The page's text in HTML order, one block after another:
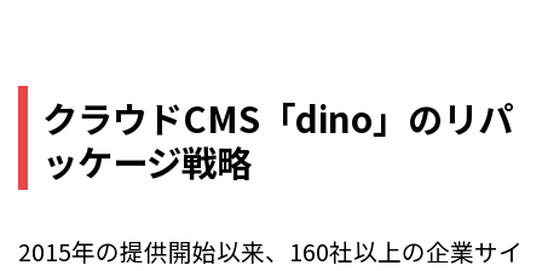
クラウドCMS「dino」のリパ
ッケージ戦略
2015年の提供開始以来、160社以上の企業サイ